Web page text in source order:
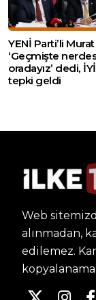
YENİ Parti’li
‘Geçmişte
oradayız’ dedi,
tepki geldi
Web
alınmadan,
edilemez.